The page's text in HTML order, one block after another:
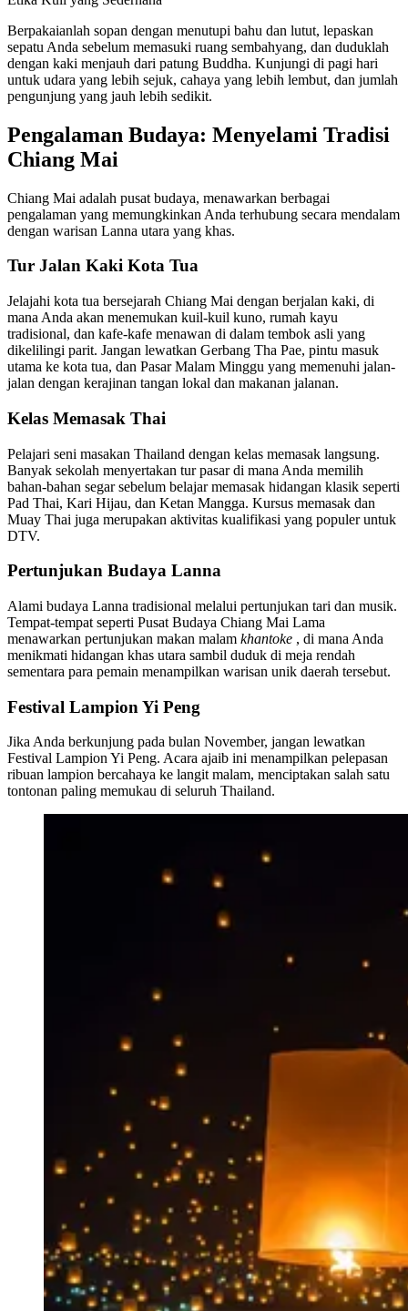
Berpakaianlah sopan dengan menutupi bahu dan lutut, lepaskan
sepatu Anda sebelum memasuki ruang sembahyang, dan duduklah
dengan kaki menjauh dari patung Buddha. Kunjungi di pagi hari
untuk udara yang lebih sejuk, cahaya yang lebih lembut, dan jumlah
pengunjung yang jauh lebih sedikit.
Pengalaman Budaya: Menyelami Tradisi
Chiang Mai
Chiang Mai adalah pusat budaya, menawarkan berbagai
pengalaman yang memungkinkan Anda terhubung secara mendalam
dengan warisan Lanna utara yang khas.
Tur Jalan Kaki Kota Tua
Jelajahi kota tua bersejarah Chiang Mai dengan berjalan kaki, di
mana Anda akan menemukan kuil-kuil kuno, rumah kayu
tradisional, dan kafe-kafe menawan di dalam tembok asli yang
dikelilingi parit. Jangan lewatkan Gerbang Tha Pae, pintu masuk
utama ke kota tua, dan Pasar Malam Minggu yang memenuhi jalan-
jalan dengan kerajinan tangan lokal dan makanan jalanan.
Kelas Memasak Thai
Pelajari seni masakan Thailand dengan kelas memasak langsung.
Banyak sekolah menyertakan tur pasar di mana Anda memilih
bahan-bahan segar sebelum belajar memasak hidangan klasik seperti
Pad Thai, Kari Hijau, dan Ketan Mangga. Kursus memasak dan
Muay Thai juga merupakan aktivitas kualifikasi yang populer untuk
DTV.
Pertunjukan Budaya Lanna
Alami budaya Lanna tradisional melalui pertunjukan tari dan musik.
Tempat-tempat seperti Pusat Budaya Chiang Mai Lama
menawarkan pertunjukan makan malam khantoke , di mana Anda
menikmati hidangan khas utara sambil duduk di meja rendah
sementara para pemain menampilkan warisan unik daerah tersebut.
Festival Lampion Yi Peng
Jika Anda berkunjung pada bulan November, jangan lewatkan
Festival Lampion Yi Peng. Acara ajaib ini menampilkan pelepasan
ribuan lampion bercahaya ke langit malam, menciptakan salah satu
tontonan paling memukau di seluruh Thailand.